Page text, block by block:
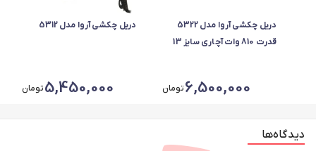
دریل چکشی آروا مدل 5322
قدرت 810 وات آچاری سایز 13
6,500,000تومان
دریل چکشی آروا مدل 5312
5,450,000تومان
دیدگاه‌ها